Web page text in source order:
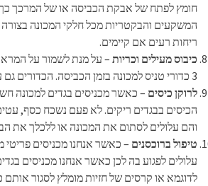
חומץ לפתח של אבקת הכביסה או של המרכך
המשקעים והבקטריות מכל חלקי המכונה בצורה
ריחות רעים אם קיימים.
כיבוס מעילים וכריות – על מנת לשמור על
3 כדורי טניס למכונה בזמן הכביסה. הכדורים גם עוזרים להיפטר מהקצף.
לרוקן כיסים – כאשר מכניסים בגדים למכונה
הכיסים בבגדים ריקים. לא פעם נשכח כסף,
והם עלולים לסתום את המכונה או ללכלך את
טיפול ברוכסנים – כאשר אנחנו מכניסים
עלולים לפגוע בה לכן כאשר אנחנו מכניסים
לדוגמא או קרסים של חזיות מומלץ לסגור אותם